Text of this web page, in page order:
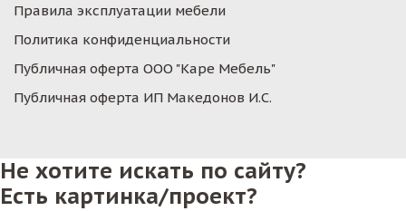
Правила эксплуатации мебели
Политика конфиденциальности
Публичная оферта ООО "Каре Мебель"
Публичная оферта ИП Македонов И.С.
Не хотите искать по сайту?
Есть картинка/проект?